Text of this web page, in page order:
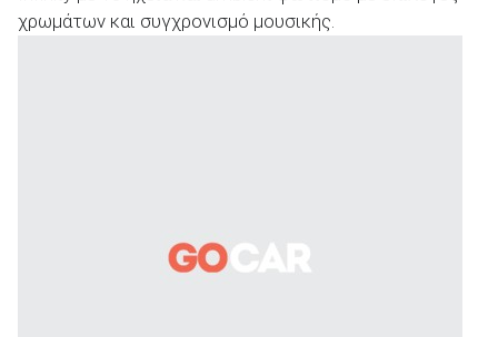
χρωμάτων και συγχρονισμό μουσικής.